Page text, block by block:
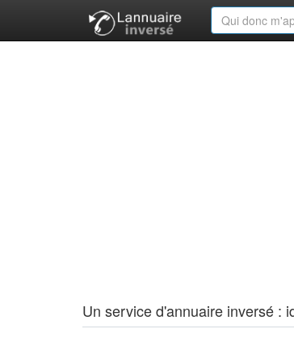
Un service d'annuaire inversé :